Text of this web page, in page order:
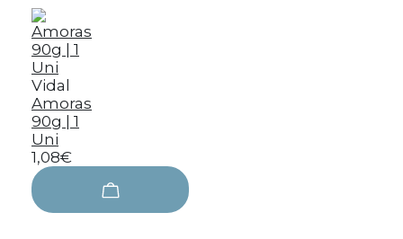
Vidal
Amoras
90g | 1
Uni
1,08€